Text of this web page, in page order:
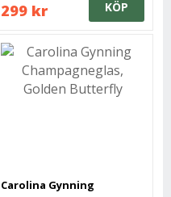
299 kr KÖP
Carolina Gynning